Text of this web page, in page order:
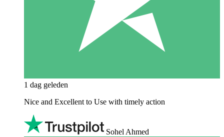
1 dag geleden
Nice and Excellent to Use with timely action
Sohel Ahmed